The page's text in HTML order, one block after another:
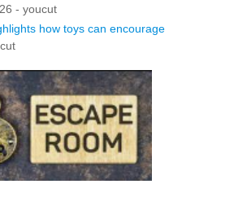
- youcut
how toys can encourage